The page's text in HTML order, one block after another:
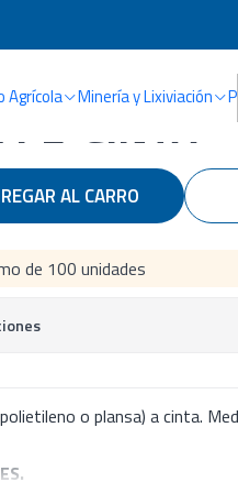
Agrícola Minería y Lixiviación
PE-CINTA
AL CARRO
de 100 unidades
o plansa) a cinta.